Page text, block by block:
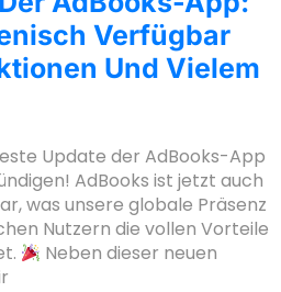
Verfügbar
Und Vielem
Update der AdBooks-App
AdBooks ist jetzt auch
was unsere globale Präsenz
Nutzern die vollen Vorteile
Neben dieser neuen